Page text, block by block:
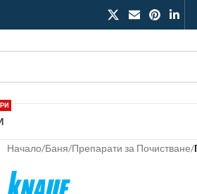
Начало/Баня/Препарати за Почистване/